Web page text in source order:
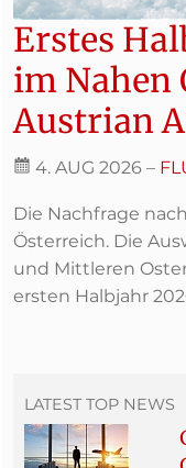
Erstes
im
Austrian
4. AUG 2026 –
Die Nachfrage
Österreich. Die
und Mittleren
ersten Halbjahr
LATEST TOP NEWS